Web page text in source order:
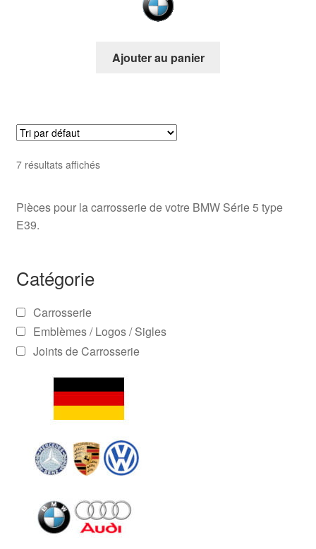
Ajouter au panier
7 résultats affichés
Pièces pour la carrosserie de votre BMW Série 5 type
E39.
Catégorie
Carrosserie
Emblèmes / Logos / Sigles
Joints de Carrosserie